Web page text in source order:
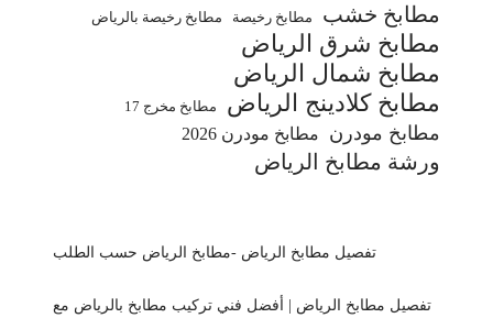
مطابخ خشب مطابخ رخيصة مطابخ رخيصة بالرياض
مطابخ شرق الرياض
مطابخ شمال الرياض
مطابخ كلادينج الرياض
مطابخ مخرج 17
مطابخ مودرن مطابخ مودرن 2026
ورشة مطابخ الرياض
تفصيل مطابخ الرياض -مطابخ الرياض حسب الطلب
تفصيل مطابخ الرياض | أفضل فني تركيب مطابخ بالرياض مع